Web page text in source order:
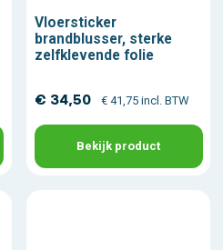
Vloersticker
brandblusser, sterke
zelfklevende folie
€ 34,50 € 41,75 incl. BTW
Bekijk product